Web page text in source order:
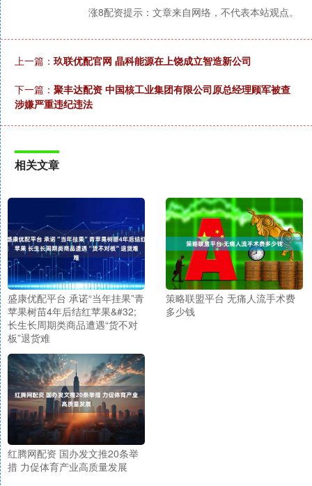
涨8配资提示：文章来自网络，不代表本站观点。
上一篇： 玖联优配官网 晶科能源在上饶成立智造新公司
下一篇： 聚丰达配资 中国核工业集团有限公司原总经理顾军被查
涉嫌严重违纪违法
相关文章
盛康优配平台 承诺“当年挂果”青
苹果树苗4年后结红苹果&#32;
长生长周期类商品遭遇“货不对
板”退货难
策略联盟平台 无痛人流手术费
多少钱
红腾网配资 国办发文推20条举
措 力促体育产业高质量发展